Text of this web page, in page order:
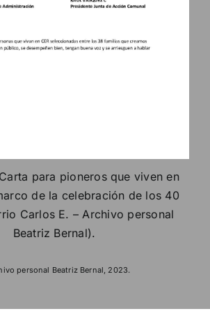
para pioneros que viven en
de la celebración de los 40
Carlos E. – Archivo personal
Beatriz Bernal).
personal Beatriz Bernal, 2023.